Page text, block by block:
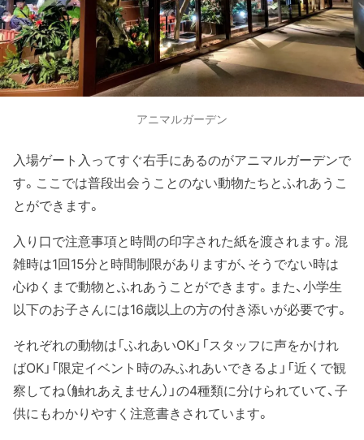
アニマルガーデン
入場ゲート入ってすぐ右手にあるのがアニマルガーデンで
す。ここでは普段出会うことのない動物たちとふれあうこ
とができます。
入り口で注意事項と時間の印字された紙を渡されます。混
雑時は1回15分と時間制限がありますが、そうでない時は
心ゆくまで動物とふれあうことができます。また、小学生
以下のお子さんには16歳以上の方の付き添いが必要です。
それぞれの動物は「ふれあいOK」「スタッフに声をかけれ
ばOK」「限定イベント時のみふれあいできるよ」「近くで観
察してね（触れあえません）」の4種類に分けられていて、子
供にもわかりやすく注意書きされています。